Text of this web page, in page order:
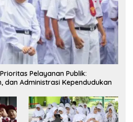
Pelayanan Publik:
dan Administrasi Kependudukan